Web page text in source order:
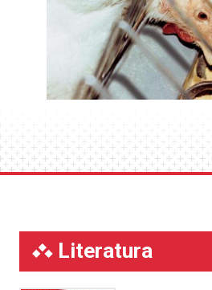
gallinas rastrillen el
desperdicio de alimento y
conversión alimenticia.
Literatura